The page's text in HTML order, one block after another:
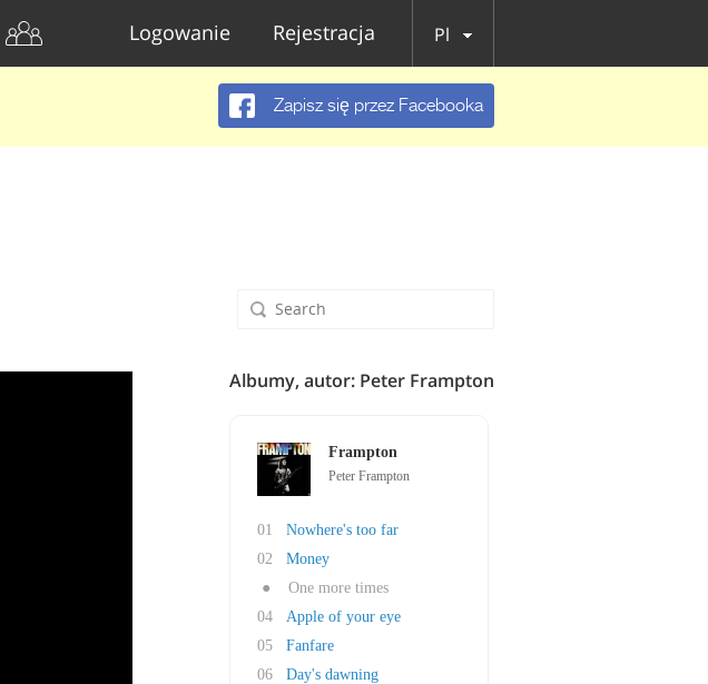
Logowanie Rejestracja Pl
Zapisz się przez Facebooka
Albumy, autor: Peter Frampton
Frampton
Peter Frampton
01
Nowhere's too far
02
Money
●
One more times
04
Apple of your eye
05
Fanfare
06
Day's dawning